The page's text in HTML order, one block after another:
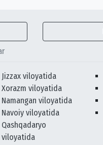
Jizzax viloyatida
Xorazm viloyatida
Namangan viloyatida
Navoiy viloyatida
Qashqadaryo
viloyatida